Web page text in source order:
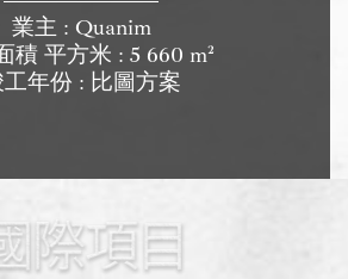
業主 : Quanim
積 平方米 : 5 660 m²
年份 : 比圖方案